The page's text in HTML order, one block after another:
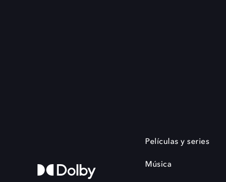
Películas y series
Música